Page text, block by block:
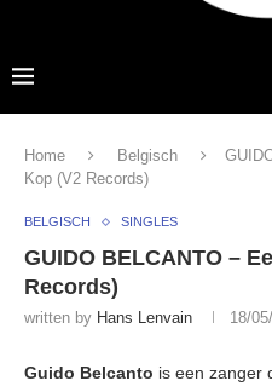
Home Belgisch
Kop (V2 Records)
BELGISCH SINGLES
GUIDO BELCANTO –
Records)
written by Hans Lenvain 18/
Guido Belcanto is een zanger